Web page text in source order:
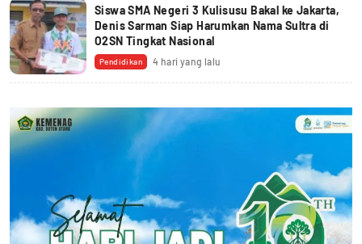
Siswa SMA Negeri 3 Kulisusu Bakal ke Jakarta,
Denis Sarman Siap Harumkan Nama Sultra di
O2SN Tingkat Nasional
Pendidikan 4 hari yang lalu